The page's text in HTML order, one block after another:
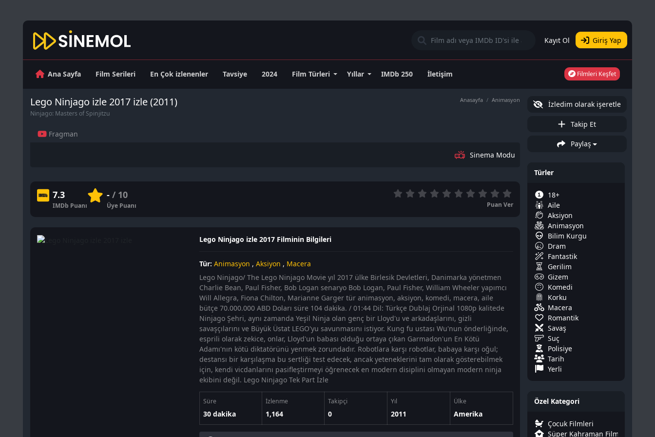
Kayıt Ol Giriş Yap
Ana Sayfa Film Serileri En Çok izlenenler Tavsiye 2024 Film Türleri Yıllar IMDb 250 İletişim Filmleri Keşfet
Lego Ninjago izle 2017 izle (2011)
Ninjago: Masters of Spinjitzu
Anasayfa Animasyon
Fragman
Sinema Modu
7.3
IMDb Puanı
-/ 10
Üye Puanı Puan Ver
Lego Ninjago izle 2017 Filminin Bilgileri
Tür: Animasyon , Aksiyon , Macera
Lego Ninjago/ The Lego Ninjago Movie yıl 2017 ülke Birlesik Devletleri, Danimarka yönetmen
Charlie Bean, Paul Fisher, Bob Logan senaryo Bob Logan, Paul Fisher, William Wheeler yapımcı
Will Allegra, Fiona Chilton, Marianne Garger tür animasyon, aksiyon, komedi, macera, aile
bütçe 70.000.000 ABD Doları süre 104 dakika. / 01:44 Dil: Türkçe Dublaj Orjinal 1080p kalitede
Ninjago Şehri, aynı zamanda Yeşil Ninja olan genç bir Lloyd'u ve arkadaşlarını, gizli
savaşçılarını ve Büyük Üstat LEGO'yu savunmasını istiyor. Kung fu ustası Wu'nun önderliğinde,
esprili olarak zekice, onlar, Lloyd'un babası olduğu ortaya çıkan Garmadon'un En Kötü
Adamı'nın kötü diktatörünü yenmek zorundadır. Robotlara karşı robotlar, babaya karşı oğul;
destansı bir karşılaşma bu sertliği test edecek, ancak yeteneklerini tam olarak gösterebilmek
için, kendi vicdanlarını pasifleştirmeyi öğrenecek en modern disiplini olmayan modern ninja
ekibini değil. Lego Ninjago Tek Part İzle
Süre
30 dakika
İzlenme
1,164
Takipçi
0
Yıl
2011
Ülke
Amerika
İzledim olarak işeretle
Takip Et
Paylaş
Türler
18+
Aile
Aksiyon
Animasyon
Bilim Kurgu
Dram
Fantastik
Gerilim
Gizem
Komedi
Korku
Macera
Romantik
Savaş
Suç
Polisiye
Tarih
Yerli
Özel Kategori
Çocuk Filmleri
Süper Kahraman Filmleri